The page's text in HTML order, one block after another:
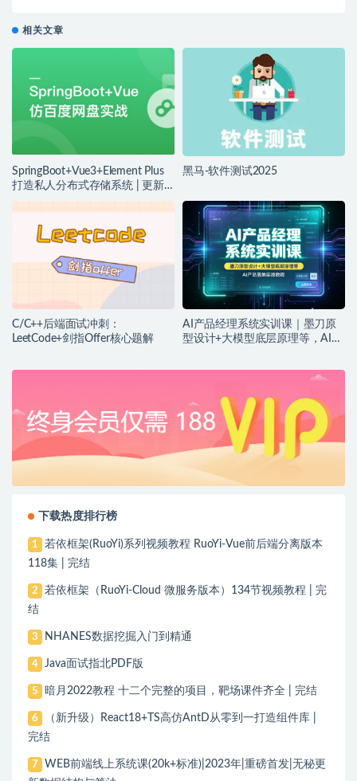
相关文章
SpringBoot+Vue3+Element Plus
打造私人分布式存储系统 | 更新
完结
黑马-软件测试2025
C/C++后端面试冲刺：
LeetCode+剑指Offer核心题解
AI产品经理系统实训课｜墨刀原
型设计+大模型底层原理等，AI产
下载热度排行榜
1
若依框架(RuoYi)系列视频教程 RuoYi-Vue前后端分离版本
118集 | 完结
2
若依框架（RuoYi-Cloud 微服务版本）134节视频教程 | 完
结
3 NHANES数据挖掘入门到精通
4 Java面试指北PDF版
5 暗月2022教程 十二个完整的项目，靶场课件齐全 | 完结
6
（新升级）React18+TS高仿AntD从零到一打造组件库 |
完结
7
WEB前端线上系统课(20k+标准)|2023年|重磅首发|无秘更